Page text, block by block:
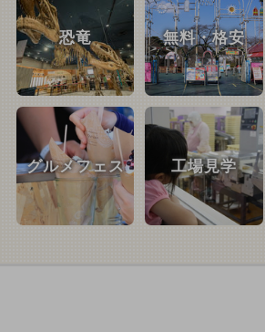
恐竜 無料・格安
グルメフェス 工場見学